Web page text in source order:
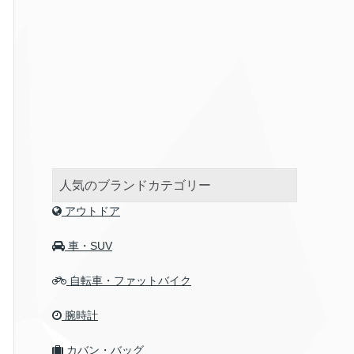
人気のブランドカテゴリー
アウトドア
車・SUV
自転車・ファットバイク
腕時計
カバン・バッグ